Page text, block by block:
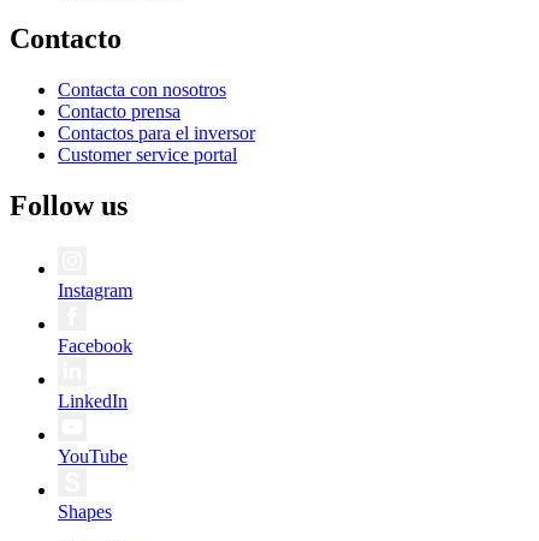
Contacto
Contacta con nosotros
Contacto prensa
Contactos para el inversor
Customer service portal
Follow us
Instagram
Facebook
LinkedIn
YouTube
Shapes